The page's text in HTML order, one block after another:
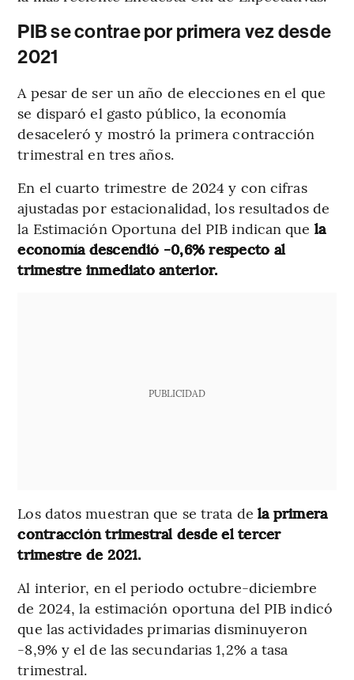
PIB se contrae por primera vez desde
2021
A pesar de ser un año de elecciones en el que
se disparó el gasto público, la economía
desaceleró y mostró la primera contracción
trimestral en tres años.
En el cuarto trimestre de 2024 y con cifras
ajustadas por estacionalidad, los resultados de
la Estimación Oportuna del PIB indican que la
economía descendió -0,6% respecto al
trimestre inmediato anterior.
PUBLICIDAD
Los datos muestran que se trata de la primera
contracción trimestral desde el tercer
trimestre de 2021.
Al interior, en el periodo octubre-diciembre
de 2024, la estimación oportuna del PIB indicó
que las actividades primarias disminuyeron
-8,9% y el de las secundarias 1,2% a tasa
trimestral.